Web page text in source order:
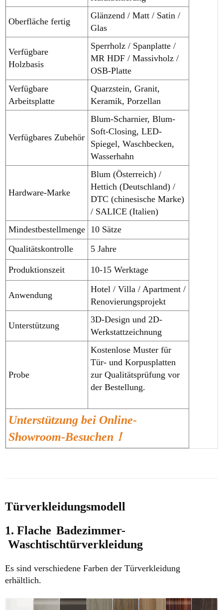
Oberfläche fertig
Glänzend / Matt / Satin /
Glas
Verfügbare
Holzbasis
Sperrholz / Spanplatte /
MR HDF / Massivholz /
OSB-Platte
Verfügbare
Arbeitsplatte
Quarzstein, Granit,
Keramik, Porzellan
Verfügbares Zubehör
Blum-Scharnier, Blum-
Soft-Closing, LED-
Spiegel, Waschbecken,
Wasserhahn
Hardware-Marke
Blum (Österreich) /
Hettich (Deutschland) /
DTC (chinesische Marke)
/ SALICE (Italien)
Mindestbestellmenge 10 Sätze
Qualitätskontrolle
5 Jahre
Produktionszeit 10-15 Werktage
Anwendung
Hotel / Villa / Apartment /
Renovierungsprojekt
Unterstützung
3D-Design und 2D-
Werkstattzeichnung
Probe
Kostenlose Muster für
Tür- und Korpusplatten
zur Qualitätsprüfung vor
der Bestellung.
Unterstützung bei Online-
Showroom-Besuchen！
Türverkleidungsmodell
1. Flache Badezimmer-
Waschtischtürverkleidung
Es sind verschiedene Farben der Türverkleidung
erhältlich.